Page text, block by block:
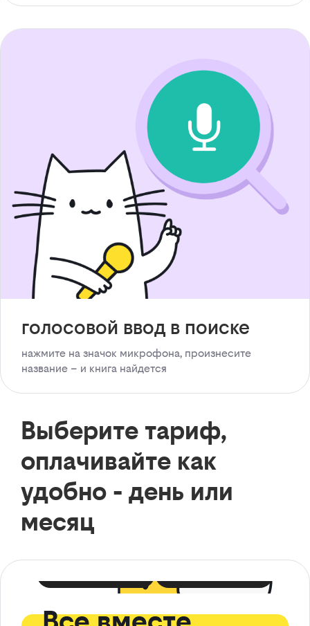
голосовой ввод в поиске
нажмите на значок микрофона, произнесите
название – и книга найдется
Выберите тариф,
оплачивайте как
удобно - день или
месяц